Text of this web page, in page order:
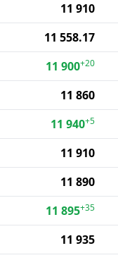
11 910
11 558.17
11 900+20
11 860
11 940+5
11 910
11 890
11 895+35
11 935